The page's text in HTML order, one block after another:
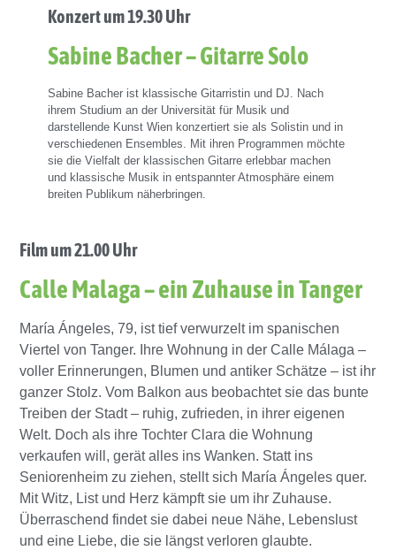
Konzert um 19.30 Uhr
Sabine Bacher – Gitarre Solo
Sabine Bacher ist klassische Gitarristin und DJ. Nach
ihrem Studium an der Universität für Musik und
darstellende Kunst Wien konzertiert sie als Solistin und in
verschiedenen Ensembles. Mit ihren Programmen möchte
sie die Vielfalt der klassischen Gitarre erlebbar machen
und klassische Musik in entspannter Atmosphäre einem
breiten Publikum näherbringen.
Film um 21.00 Uhr
Calle Malaga – ein Zuhause in Tanger
María Ángeles, 79, ist tief verwurzelt im spanischen
Viertel von Tanger. Ihre Wohnung in der Calle Málaga –
voller Erinnerungen, Blumen und antiker Schätze – ist ihr
ganzer Stolz. Vom Balkon aus beobachtet sie das bunte
Treiben der Stadt – ruhig, zufrieden, in ihrer eigenen
Welt. Doch als ihre Tochter Clara die Wohnung
verkaufen will, gerät alles ins Wanken. Statt ins
Seniorenheim zu ziehen, stellt sich María Ángeles quer.
Mit Witz, List und Herz kämpft sie um ihr Zuhause.
Überraschend findet sie dabei neue Nähe, Lebenslust
und eine Liebe, die sie längst verloren glaubte.